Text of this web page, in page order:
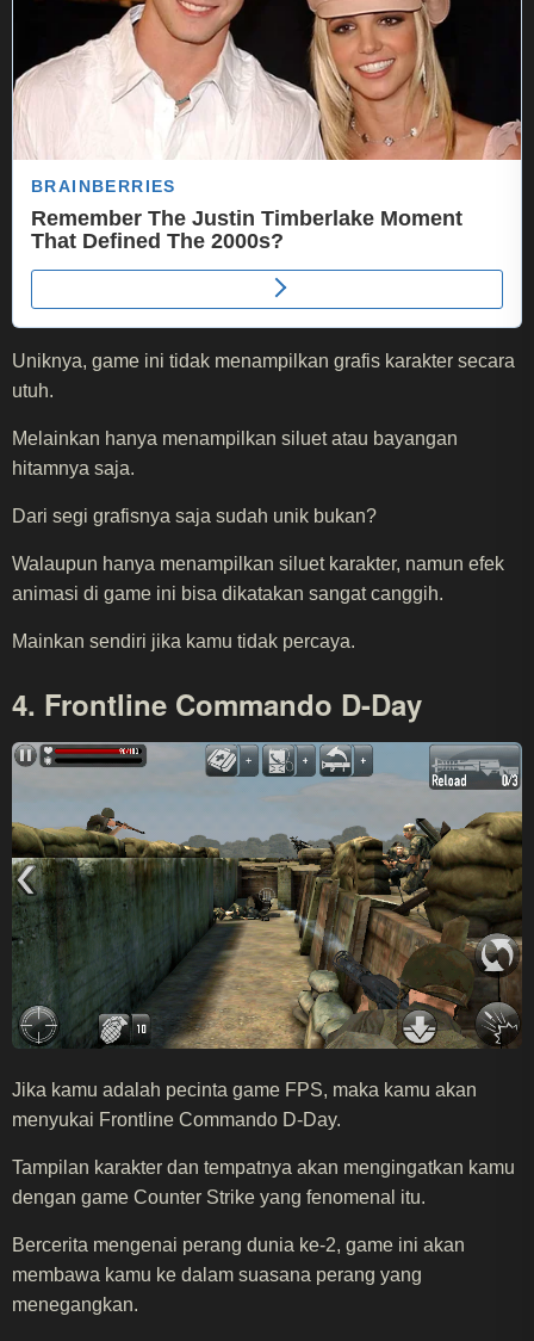
Uniknya, game ini tidak menampilkan grafis karakter secara
utuh.
Melainkan hanya menampilkan siluet atau bayangan
hitamnya saja.
Dari segi grafisnya saja sudah unik bukan?
Walaupun hanya menampilkan siluet karakter, namun efek
animasi di game ini bisa dikatakan sangat canggih.
Mainkan sendiri jika kamu tidak percaya.
4. Frontline Commando D-Day
Jika kamu adalah pecinta game FPS, maka kamu akan
menyukai Frontline Commando D-Day.
Tampilan karakter dan tempatnya akan mengingatkan kamu
dengan game Counter Strike yang fenomenal itu.
Bercerita mengenai perang dunia ke-2, game ini akan
membawa kamu ke dalam suasana perang yang
menegangkan.